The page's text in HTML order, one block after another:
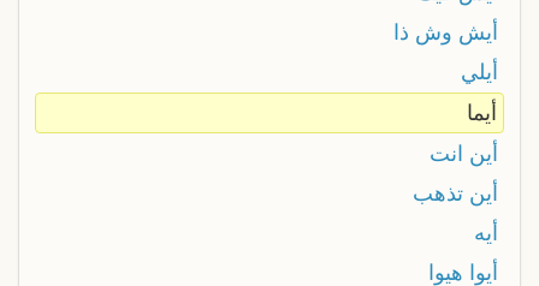
أيش وش ذا
أيلي
أيما
أين انت
أين تذهب
أيه
أيوا هيوا